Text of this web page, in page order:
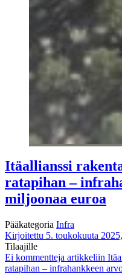
Itäallianssi
ratapihan –
miljoonaa euroa
Pääkategoria Infra
Kirjoitettu 5. toukokuuta
Tilaajille
Ei kommentteja artikkeliin
ratapihan – infrahankkeen